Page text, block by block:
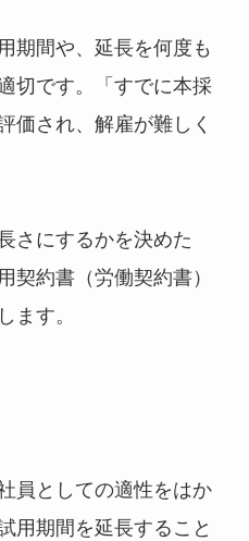
期間や、延長を何度も
切です。「すでに本採
価され、解雇が難しく
さにするかを決めた
契約書（労働契約書）
ます。
員としての適性をはか
用期間を延長すること